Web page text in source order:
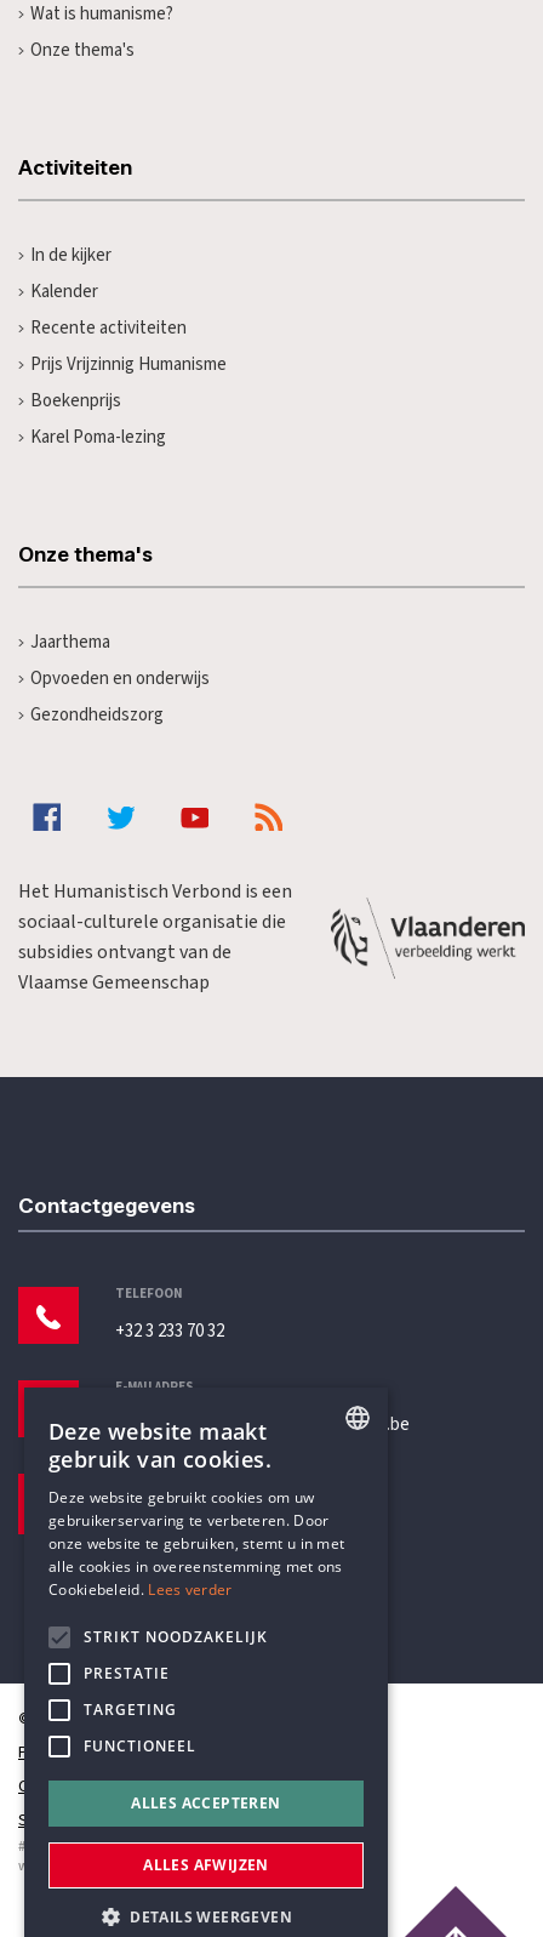
Wat is humanisme?
Onze thema's
Activiteiten
In de kijker
Kalender
Recente activiteiten
Prijs Vrijzinnig Humanisme
Boekenprijs
Karel Poma-lezing
Onze thema's
Jaarthema
Opvoeden en onderwijs
Gezondheidszorg
Het Humanistisch Verbond is een
sociaal-culturele organisatie die
subsidies ontvangt van de
Vlaamse Gemeenschap
Contactgegevens
TELEFOON
+32 3 233 70 32
E-MAILADRES
secretariaat@humanistischverbond.be
Pottenbrug 4
Antwerpen, 2000
© Humanistisch Verbond 2026
Privacy
Cookiestatement
Sitemap
#codedwithlove byCodelines
webapplicaties
mobiele apps&maatwerk websites
DUTCH
Deze website maakt
gebruik van cookies.
Deze website gebruikt cookies om uw
gebruikerservaring te verbeteren. Door
onze website te gebruiken, stemt u in met
alle cookies in overeenstemming met ons
Cookiebeleid. Lees verder
STRIKT NOODZAKELIJK
PRESTATIE
TARGETING
FUNCTIONEEL
ALLES ACCEPTEREN
ALLES AFWIJZEN
DETAILS WEERGEVEN